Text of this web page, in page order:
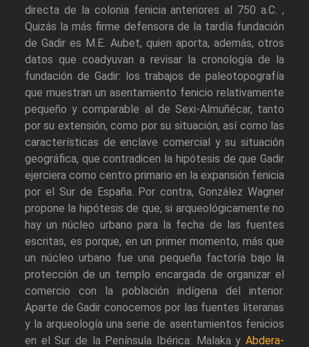
directa de la colonia fenicia anteriores al 750 a.C. ,
Quizás la más firme defensora de la tardía fundación
de Gadir es M.E. Aubet, quien aporta, además, otros
datos que coadyuvan a revisar la cronología de la
fundación de Gadir: los trabajos de paleotopografía
que muestran un asentamiento fenicio relativamente
pequeño y comparable al de Sexi-Almuñécar, tanto
por su extensión, como por su situación, así como las
características de enclave comercial y su situación
geográfica, que contradicen la hipótesis de que Gadir
ejerciera como centro primario en la expansión fenicia
por el Sur de España. Por contra, González Wagner
propone la hipótesis de que, si arqueológicamente no
hay un núcleo urbano para la fecha de las fuentes
escritas, es porque, en un primer momento, más que
un núcleo urbano fue una pequeña factoría bajo la
protección de un templo encargada de organizar el
comercio con la población indígena del interior.
Aparte de Gadir conocemos por las fuentes literarias
y la arqueología una serie de asentamientos fenicios
en el Sur de la Península Ibérica: Malaka y Abdera-